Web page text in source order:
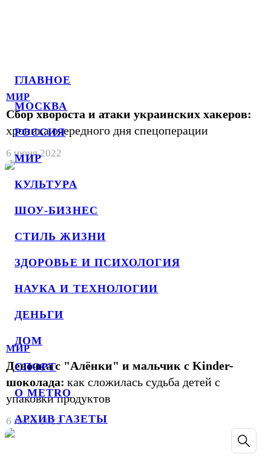
ГЛАВНОЕ
МОСКВА
РОССИЯ
МИР
КУЛЬТУРА
ШОУ-БИЗНЕС
СТИЛЬ ЖИЗНИ
ЗДОРОВЬЕ И ПСИХОЛОГИЯ
НАУКА И ТЕХНОЛОГИИ
ДЕНЬГИ
ДОМ
СПОРТ
О METRO
АРХИВ ГАЗЕТЫ
МИР
Сбор хвороста и атаки украинских хакеров:
хроника очередного дня спецоперации
6 июня 2022
МИР
Девочка с "Алёнки" и мальчик с Kinder-
шоколада: как сложилась судьба детей с
упаковки продуктов
6 июня 2022